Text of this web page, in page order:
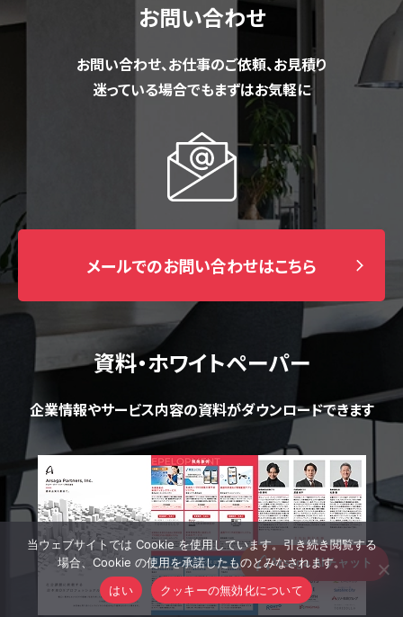
お問い合わせ
お問い合わせ、お仕事のご依頼、お見積り
迷っている場合でもまずはお気軽に
メールでのお問い合わせはこちら
資料・ホワイトペーパー
企業情報やサービス内容の資料がダウンロードできます
当ウェブサイトでは Cookie を使用しています。引き続き閲覧する
場合、Cookie の使用を承諾したものとみなされます。
はい
クッキーの無効化について